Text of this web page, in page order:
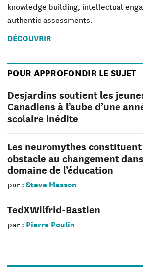
knowledge building, intellectual
authentic assessments.
DÉCOUVRIR
POUR APPROFONDIR LE SUJET
Desjardins soutient les
Canadiens à l’aube d’une
scolaire inédite
Les neuromythes
obstacle au changement
domaine de l’éducation
par : Steve Masson
TedXWilfrid-Bastien
par : Pierre Poulin